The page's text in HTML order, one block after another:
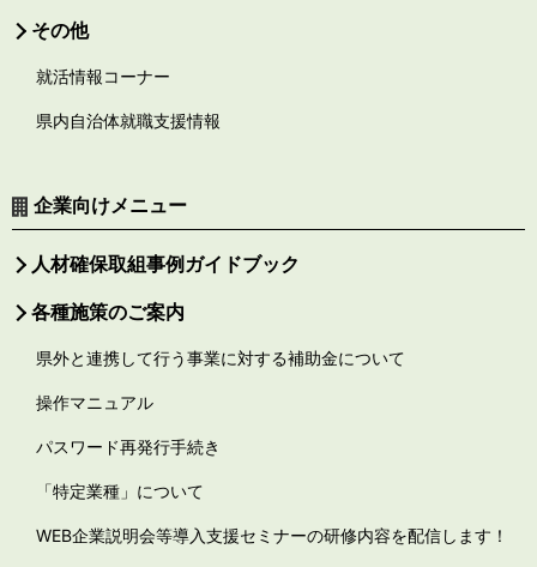
その他
就活情報コーナー
県内自治体就職支援情報
企業向けメニュー
人材確保取組事例ガイドブック
各種施策のご案内
県外と連携して行う事業に対する補助金について
操作マニュアル
パスワード再発行手続き
「特定業種」について
WEB企業説明会等導入支援セミナーの研修内容を配信します！